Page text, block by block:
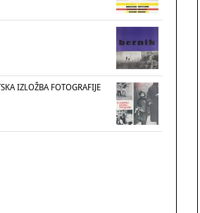
IZLOŽBA FOTOGRAFIJE